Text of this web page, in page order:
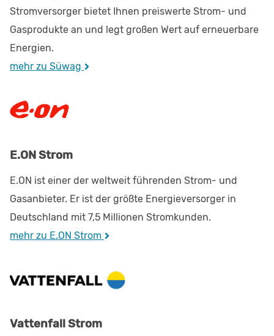
Stromversorger bietet Ihnen preiswerte Strom- und
Gasprodukte an und legt großen Wert auf erneuerbare
Energien.
mehr zu Süwag
E.ON Strom
E.ON ist einer der weltweit führenden Strom- und
Gasanbieter. Er ist der größte Energieversorger in
Deutschland mit 7,5 Millionen Stromkunden.
mehr zu E.ON Strom
Vattenfall Strom